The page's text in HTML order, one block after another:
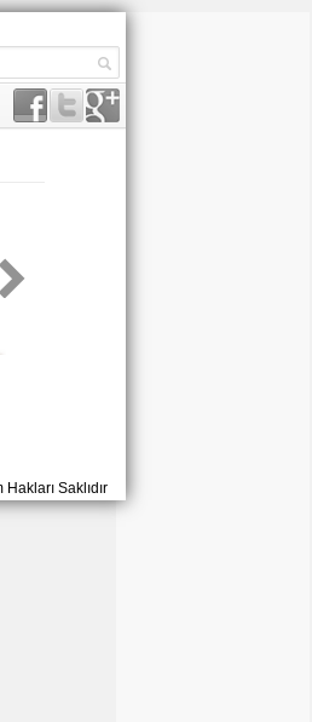
Saklıdır